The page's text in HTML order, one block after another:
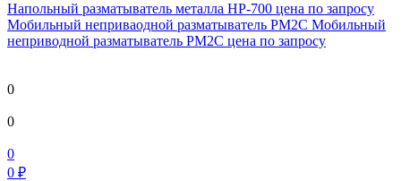
Напольный разматыватель металла HP-700 цена по запросу
Мобильный непривaодной разматыватель РМ2С Мобильный
неприводной разматыватель РМ2С цена по запросу
0
0
0
0 ₽